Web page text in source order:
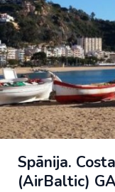
Spānija.
(AirBaltic)